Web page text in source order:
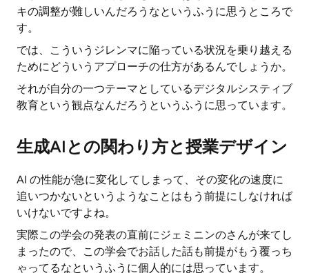
キの調整が難しいんだろうなというふうに思うところで
す。
では、こういうジレンマに陥っている状況を乗り越える
ためにどういうアプローチの仕方があるんでしょうか。
それが自分の一つテーマとしているデジタルシスティブ
教育という観点なんだろうというふうに思っています。
生成AIとの関わり方と授業デザイン
AI の性能が急に変化してしまって、その変化の速度に
追いつかないというようなことはもう前提にしなければ
いけないですよね。
実際この学会の発表の直前にジェミニンのさんが来てし
まったので、この学会でお話した話も前提がもう覆っち
ゃってるなというふうに個人的には思っています。